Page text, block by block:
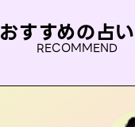
おすすめの占
RECOMMEND